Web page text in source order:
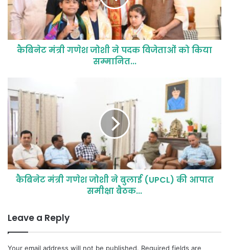
कैबिनेट मंत्री गणेश जोशी ने पदक विजेताओं को किया
सम्मानित...
कैबिनेट मंत्री गणेश जोशी ने बुलाई (UPCL) की आपात
समीक्षा बैठक...
Leave a Reply
Your email address will not be published. Required fields are